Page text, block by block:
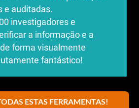
e auditadas.
investigadores e
a informação e a
forma visualmente
fantástico!
ESTAS FERRAMENTAS!